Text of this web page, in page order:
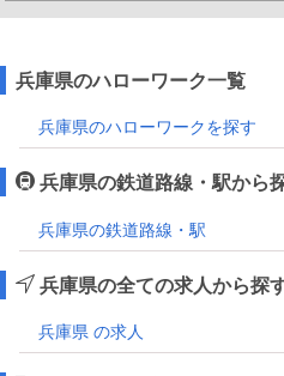
兵庫県のハローワーク一覧
兵庫県のハローワークを探す
兵庫県の鉄道路線・駅から
兵庫県の鉄道路線・駅
兵庫県の全ての求人から探
兵庫県 の求人